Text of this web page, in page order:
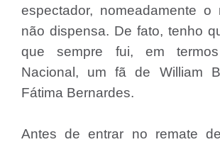
espectador, nomeadamente o
não dispensa. De fato, tenho
que sempre fui, em
Nacional, um fã de William
Fátima Bernardes.
Antes de entrar no remate